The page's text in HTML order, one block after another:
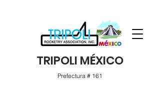
TRIPOLI MÉXICO
Prefectura # 161